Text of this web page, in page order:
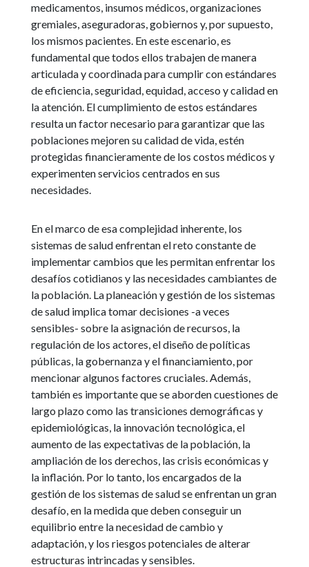
medicamentos, insumos médicos, organizaciones
gremiales, aseguradoras, gobiernos y, por supuesto,
los mismos pacientes. En este escenario, es
fundamental que todos ellos trabajen de manera
articulada y coordinada para cumplir con estándares
de eficiencia, seguridad, equidad, acceso y calidad en
la atención. El cumplimiento de estos estándares
resulta un factor necesario para garantizar que las
poblaciones mejoren su calidad de vida, estén
protegidas financieramente de los costos médicos y
experimenten servicios centrados en sus
necesidades.
En el marco de esa complejidad inherente, los
sistemas de salud enfrentan el reto constante de
implementar cambios que les permitan enfrentar los
desafíos cotidianos y las necesidades cambiantes de
la población. La planeación y gestión de los sistemas
de salud implica tomar decisiones -a veces
sensibles- sobre la asignación de recursos, la
regulación de los actores, el diseño de políticas
públicas, la gobernanza y el financiamiento, por
mencionar algunos factores cruciales. Además,
también es importante que se aborden cuestiones de
largo plazo como las transiciones demográficas y
epidemiológicas, la innovación tecnológica, el
aumento de las expectativas de la población, la
ampliación de los derechos, las crisis económicas y
la inflación. Por lo tanto, los encargados de la
gestión de los sistemas de salud se enfrentan un gran
desafío, en la medida que deben conseguir un
equilibrio entre la necesidad de cambio y
adaptación, y los riesgos potenciales de alterar
estructuras intrincadas y sensibles.